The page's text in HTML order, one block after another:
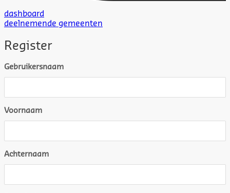
dashboard
deelnemende gemeenten
Register
Gebruikersnaam
Voornaam
Achternaam